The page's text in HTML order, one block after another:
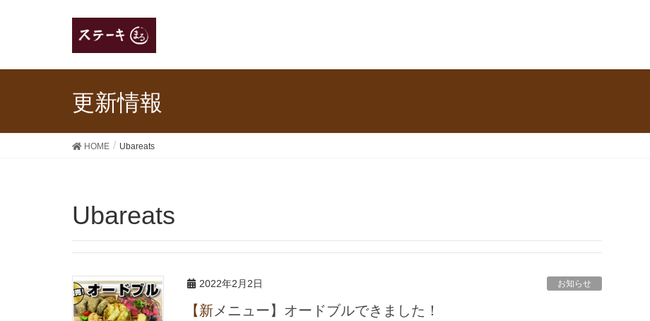
更新情報
HOME Ubareats
Ubareats
2022年2月2日 お知らせ
【新メニュー】オードブルできました！